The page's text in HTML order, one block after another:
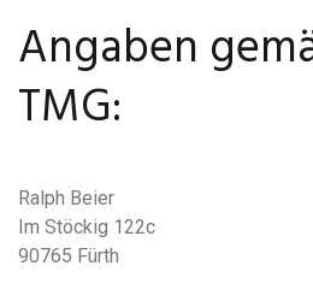
Angaben
TMG:
Ralph Beier
Im Stöckig 122c
90765 Fürth